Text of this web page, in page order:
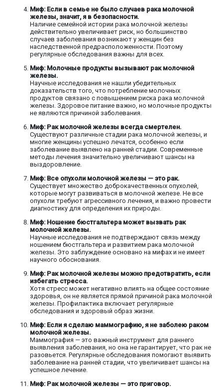
Миф: Если в семье не было случаев рака молочной
железы, значит, я в безопасности.
Наличие семейной истории рака молочной железы
действительно увеличивает риск, но большинство
случаев заболевания возникают у женщин без
наследственной предрасположенности. Поэтому
регулярные обследования важны для всех.
Миф: Молочные продукты вызывают рак молочной
железы.
Научные исследования не нашли убедительных
доказательств того, что потребление молочных
продуктов связано с повышением риска рака молочной
железы. Здоровое питание важно, но молочные продукты
не являются причиной заболевания.
Миф: Рак молочной железы всегда смертелен.
Существуют различные стадии рака молочной железы, и
многие женщины успешно лечатся, особенно если
заболевание выявлено на ранней стадии. Современные
методы лечения значительно увеличивают шансы на
выздоровление.
Миф: Все опухоли молочной железы — это рак.
Существует множество доброкачественных опухолей,
которые могут развиваться в молочной железе. Не все
опухоли требуют агрессивного лечения, и важно провести
диагностику для определения их природы.
Миф: Ношение бюстгальтера может вызвать рак
молочной железы.
Научные исследования не подтверждают связь между
ношением бюстгальтера и развитием рака молочной
железы. Это заблуждение основано на мифах и не имеет
научного обоснования.
Миф: Рак молочной железы можно предотвратить, если
избегать стресса.
Хотя стресс может негативно влиять на общее состояние
здоровья, он не является прямой причиной рака молочной
железы. Профилактика включает регулярные
обследования и здоровый образ жизни.
Миф: Если я сделаю маммографию, я не заболею раком
молочной железы.
Маммография — это важный инструмент для раннего
выявления заболевания, но она не гарантирует, что рак не
разовьется. Регулярные обследования помогают выявить
заболевание на ранней стадии, что увеличивает шансы на
успешное лечение.
Миф: Рак молочной железы — это приговор.